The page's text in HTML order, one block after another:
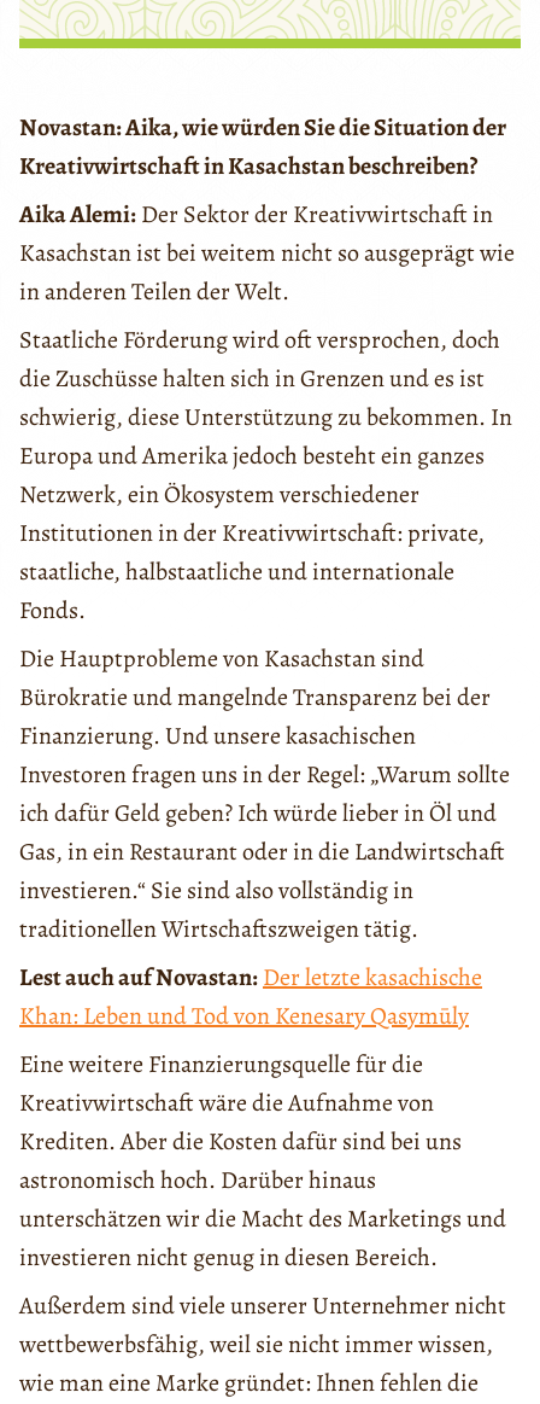
Novastan: Aika, wie würden Sie die Situation der
Kreativwirtschaft in Kasachstan beschreiben?
Aika Alemi:Der Sektor der Kreativwirtschaft in
Kasachstan ist bei weitem nicht so ausgeprägt wie
in anderen Teilen der Welt.
Staatliche Förderung wird oft versprochen, doch
die Zuschüsse halten sich in Grenzen und es ist
schwierig, diese Unterstützung zu bekommen. In
Europa und Amerika jedoch besteht ein ganzes
Netzwerk, ein Ökosystem verschiedener
Institutionen in der Kreativwirtschaft: private,
staatliche, halbstaatliche und internationale
Fonds.
Die Hauptprobleme von Kasachstan sind
Bürokratie und mangelnde Transparenz bei der
Finanzierung. Und unsere kasachischen
Investoren fragen uns in der Regel: „Warum sollte
ich dafür Geld geben? Ich würde lieber in Öl und
Gas, in ein Restaurant oder in die Landwirtschaft
investieren.“ Sie sind also vollständig in
traditionellen Wirtschaftszweigen tätig.
Lest auch auf Novastan:Der letzte kasachische
Khan: Leben und Tod von Kenesary Qasymūly
Eine weitere Finanzierungsquelle für die
Kreativwirtschaft wäre die Aufnahme von
Krediten. Aber die Kosten dafür sind bei uns
astronomisch hoch. Darüber hinaus
unterschätzen wir die Macht des Marketings und
investieren nicht genug in diesen Bereich.
Außerdem sind viele unserer Unternehmer nicht
wettbewerbsfähig, weil sie nicht immer wissen,
wie man eine Marke gründet: Ihnen fehlen die